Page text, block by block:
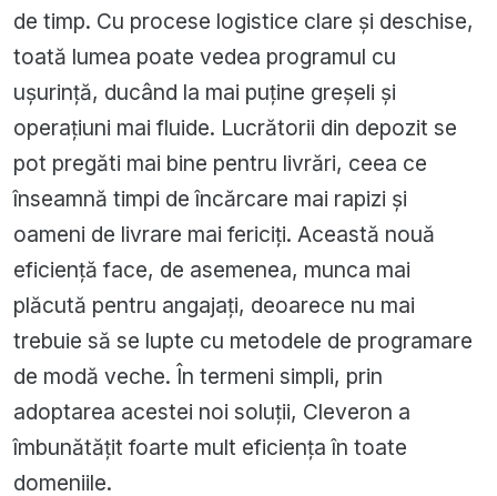
de timp. Cu procese logistice clare și deschise,
toată lumea poate vedea programul cu
ușurință, ducând la mai puține greșeli și
operațiuni mai fluide. Lucrătorii din depozit se
pot pregăti mai bine pentru livrări, ceea ce
înseamnă timpi de încărcare mai rapizi și
oameni de livrare mai fericiți. Această nouă
eficiență face, de asemenea, munca mai
plăcută pentru angajați, deoarece nu mai
trebuie să se lupte cu metodele de programare
de modă veche. În termeni simpli, prin
adoptarea acestei noi soluții, Cleveron a
îmbunătățit foarte mult eficiența în toate
domeniile.